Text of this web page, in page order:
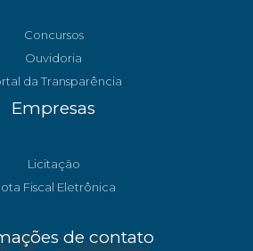
Concursos
Ouvidoria
da Transparência
Empresas
Licitação
Fiscal Eletrônica
de contato